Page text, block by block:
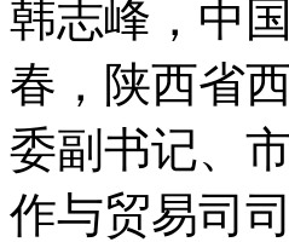
韩志峰，中
春，陕西省
委副书记、
作与贸易司